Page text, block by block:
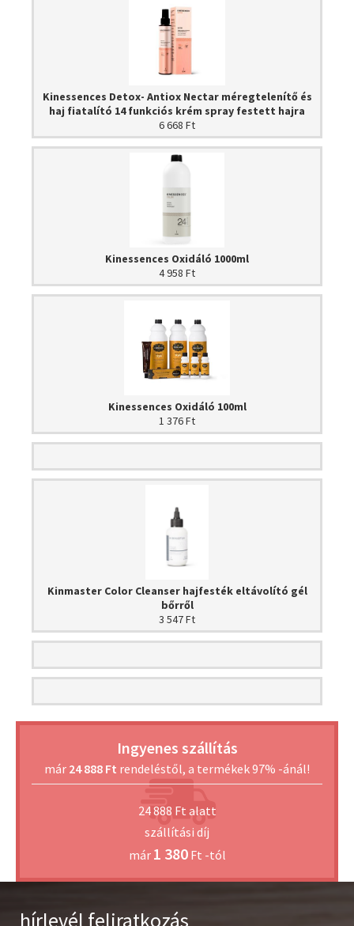
Kinessences Detox- Antiox Nectar méregtelenítő és
haj fiatalító 14 funkciós krém spray festett hajra
6 668 Ft
Kinessences Oxidáló 1000ml
4 958 Ft
Kinessences Oxidáló 100ml
1 376 Ft
Kinmaster Color Cleanser hajfesték eltávolító gél
bőrről
3 547 Ft
Ingyenes szállítás
már 24 888 Ft rendeléstől, a termékek 97% -ánál!
24 888 Ft alatt
szállítási díj
már 1 380Ft -tól
hírlevél feliratkozás